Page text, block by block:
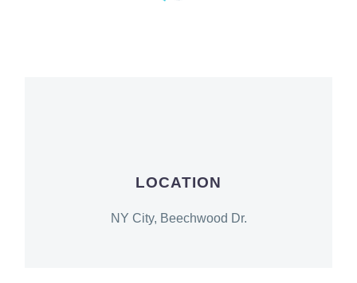
LOCATION
NY City, Beechwood Dr.